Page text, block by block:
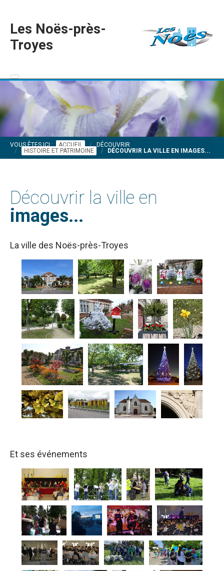
Les Noës-près-
Troyes
VOUS ÊTES ICI : ACCUEIL
DÉCOUVRIR
HISTOIRE ET PATRIMOINE
DÉCOUVRIR LA VILLE EN IMAGES...
Découvrir la ville en
images...
La ville des Noës-près-Troyes
Et ses événements